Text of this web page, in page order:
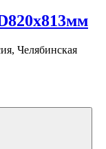
Челябинская